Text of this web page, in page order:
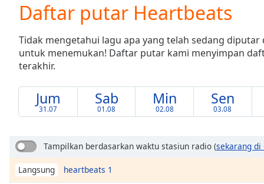
Current
Time0:00
Duration-:-
Loaded:
0.00%
LIVE
currently
behind
Remaining
Daftar putar Heartbeats
Tidak mengetahui lagu apa yang telah sedang diputar
untuk menemukan! Daftar putar kami menyimpan
terakhir.
Jum
31.07
Sab
01.08
Min
02.08
Sen
03.08
Tampilkan berdasarkan waktu stasiun radio (sekarang di
Langsung heartbeats 1